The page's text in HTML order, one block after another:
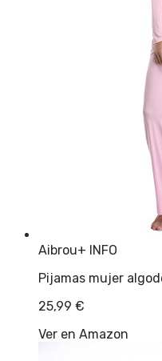
Aibrou+ INFO
Pijamas mujer
25,99 €
Ver en Amazon